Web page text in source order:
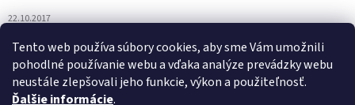
Tento web používa súbory cookies, aby sme Vám umožnili
pohodlné používanie webu a vďaka analýze prevádzky webu
neustále zlepšovali jeho funkcie, výkon a použiteľnosť.
Ďalšie informácie.
22.10.2017
Spoznajte prírodnú kozmetiku Sante
10.10.2017